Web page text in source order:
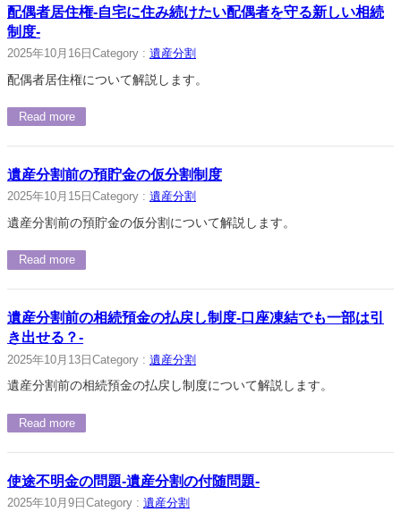
配偶者居住権-自宅に住み続けたい配偶者を守る新しい相続
制度-
2025年10月16日 Category : 遺産分割
配偶者居住権について解説します。
Read more
遺産分割前の預貯金の仮分割制度
2025年10月15日 Category : 遺産分割
遺産分割前の預貯金の仮分割について解説します。
Read more
遺産分割前の相続預金の払戻し制度-口座凍結でも一部は引
き出せる？-
2025年10月13日 Category : 遺産分割
遺産分割前の相続預金の払戻し制度について解説します。
Read more
使途不明金の問題-遺産分割の付随問題-
2025年10月9日 Category : 遺産分割